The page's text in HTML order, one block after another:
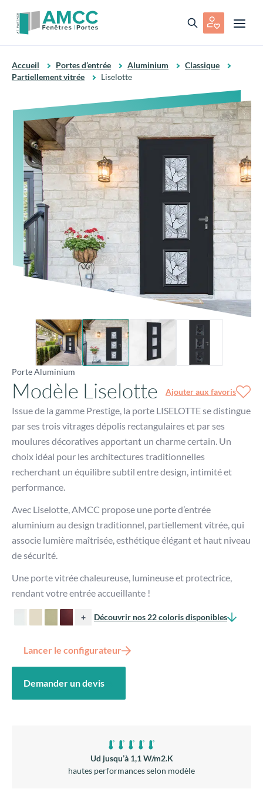
Accueil Portes d’entrée Aluminium
Classique
Partiellement vitrée
Liselotte
Porte Aluminium
Modèle Liselotte Ajouter aux favoris
Issue de la gamme Prestige, la porte LISELOTTE se distingue
par ses trois vitrages dépolis rectangulaires et par ses
moulures décoratives apportant un charme certain. Un
choix idéal pour les architectures traditionnelles
recherchant un équilibre subtil entre design, intimité et
performance.
Avec Liselotte, AMCC propose une porte d’entrée
aluminium au design traditionnel, partiellement vitrée, qui
associe lumière maîtrisée, esthétique élégant et haut niveau
de sécurité.
Une porte vitrée chaleureuse, lumineuse et protectrice,
rendant votre entrée accueillante !
Lancer le configurateur
Demander un devis
Esthétique traditionnel
Isolation acoustique